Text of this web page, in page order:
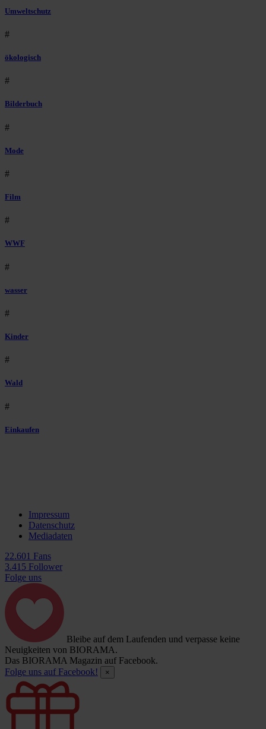
Umweltschutz
#
ökologisch
#
Bilderbuch
#
Mode
#
Film
#
WWF
#
wasser
#
Kinder
#
Wald
#
Einkaufen
Impressum
Datenschutz
Mediadaten
22.601 Fans
3.415 Follower
Folge uns
Bleibe auf dem Laufenden und verpasse keine
Neuigkeiten von BIORAMA.
Das BIORAMA Magazin auf Facebook.
Folge uns auf Facebook!
×